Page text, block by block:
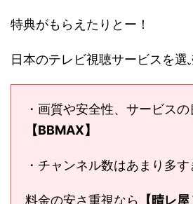
特典がもらえたりとー！
日本のテレビ視聴サービスを選
・画質や安全性、サービス
【BBMAX】
・チャンネル数はあまり多す
料金の安さ重視なら 【晴レ屋